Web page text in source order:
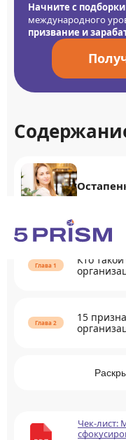
Начните с
международного
призвание и
Кто
15
Чек-лист: